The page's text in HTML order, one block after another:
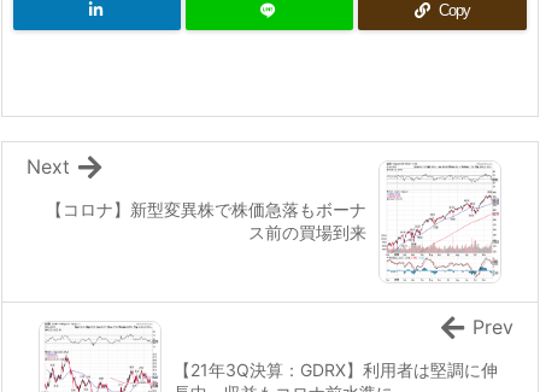
Copy
【コロナ】新型変異株で株価急落もボーナ
ス前の買場到来
Next
【21年3Q決算：GDRX】利用者は堅調に伸
Prev